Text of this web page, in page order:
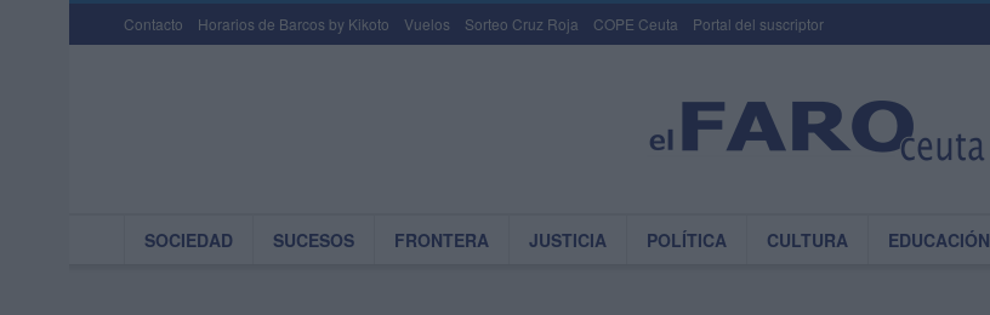
Contacto Horarios de Barcos by Kikoto Vuelos Sorteo Cruz Roja COPE Ceuta Portal del suscriptor
SOCIEDAD SUCESOS FRONTERA JUSTICIA POLÍTICA CULTURA EDUCACIÓN